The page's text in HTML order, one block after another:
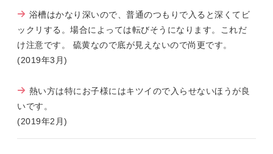
浴槽はかなり深いので、普通のつもりで入ると深くてビ
ックリする。場合によっては転びそうになります。これだ
け注意です。 硫黄なので底が見えないので尚更です。
(2019年3月)
熱い方は特にお子様にはキツイので入らせないほうが良
いです。
(2019年2月)